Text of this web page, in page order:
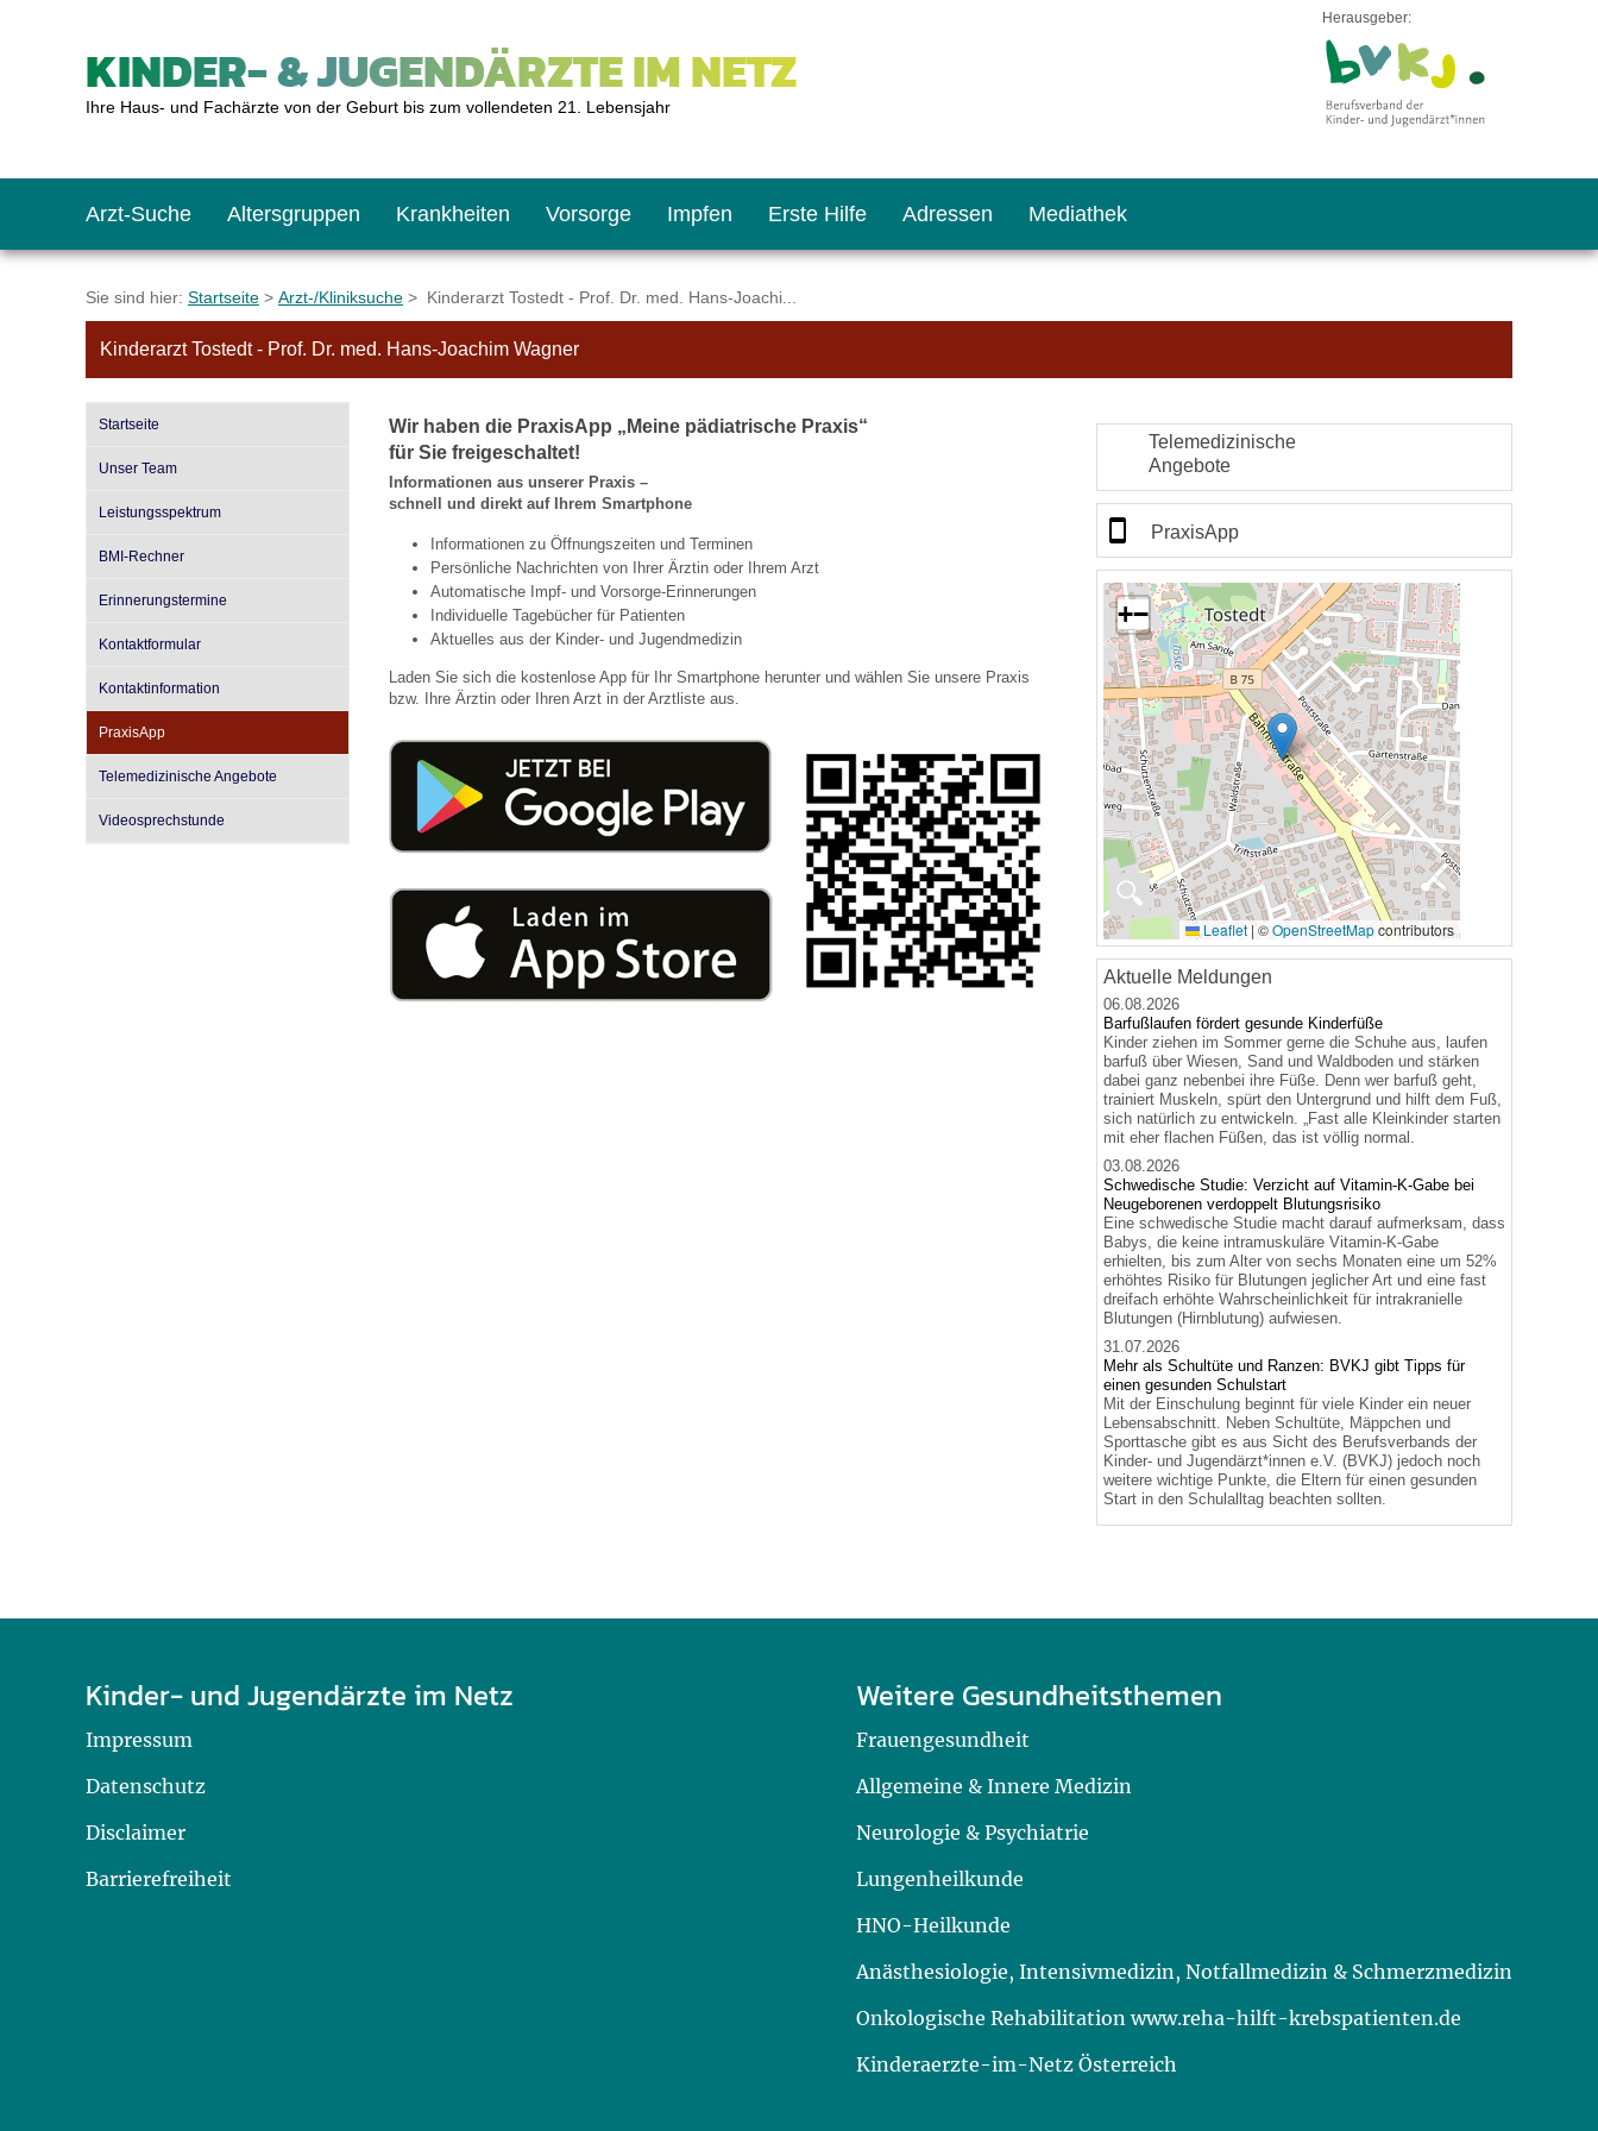
KINDER- & JUGENDÄRZTE IM NETZ
Ihre Haus- und Fachärzte von der Geburt bis zum vollendeten 21. Lebensjahr
Herausgeber:
Arzt-Suche Altersgruppen
Das erste Jahr
Schulkinder
Krankheiten Vorsorge
Baby: U1 bis U6
Schulkind: U10 bis U11
Impfen
Impfkalender
Was muss man beachten?
Impfsicherheit
Häufige Fragen
Recht auf Impfung
Vorsorge- und Impferinnerung
Erste Hilfe
Notrufnummern
Hausapotheke
Notdienste
Adressen
Notdienste
Gesundheitsämter
Mediathek
BMI-Rechner
Blutdruckrechner
Empfehlungen zum Bildschirmmediengebrauch
Hörlexikon
Material zu den Vorsorgen
Entwicklungskalender
Broschüren und Informationsflyer
Familienzeit gesund gestalten
Sie sind hier: Startseite > Arzt-/Kliniksuche > Kinderarzt Tostedt - Prof. Dr. med. Hans-Joachi...
Kinderarzt Tostedt - Prof. Dr. med. Hans-Joachim Wagner
Startseite
Unser Team
Leistungsspektrum
BMI-Rechner
Erinnerungstermine
Kontaktformular
Kontaktinformation
PraxisApp
Telemedizinische Angebote
Videosprechstunde
Wir haben die PraxisApp „Meine pädiatrische Praxis“
für Sie freigeschaltet!
Informationen aus unserer Praxis –
schnell und direkt auf Ihrem Smartphone
Informationen zu Öffnungszeiten und Terminen
Persönliche Nachrichten von Ihrer Ärztin oder Ihrem Arzt
Automatische Impf- und Vorsorge-Erinnerungen
Individuelle Tagebücher für Patienten
Aktuelles aus der Kinder- und Jugendmedizin
Laden Sie sich die kostenlose App für Ihr Smartphone herunter und wählen Sie unsere Praxis
bzw. Ihre Ärztin oder Ihren Arzt in der Arztliste aus.
Telemedizinische
Angebote
PraxisApp
🔍
+−
Leaflet | ©OpenStreetMapcontributors
Aktuelle Meldungen
06.08.2026
Barfußlaufen fördert gesunde Kinderfüße
Kinder ziehen im Sommer gerne die Schuhe aus, laufen
barfuß über Wiesen, Sand und Waldboden und stärken
dabei ganz nebenbei ihre Füße. Denn wer barfuß geht,
trainiert Muskeln, spürt den Untergrund und hilft dem Fuß,
sich natürlich zu entwickeln. „Fast alle Kleinkinder starten
mit eher flachen Füßen, das ist völlig normal.
03.08.2026
Schwedische Studie: Verzicht auf Vitamin-K-Gabe bei
Neugeborenen verdoppelt Blutungsrisiko
Eine schwedische Studie macht darauf aufmerksam, dass
Babys, die keine intramuskuläre Vitamin-K-Gabe
erhielten, bis zum Alter von sechs Monaten eine um 52%
erhöhtes Risiko für Blutungen jeglicher Art und eine fast
dreifach erhöhte Wahrscheinlichkeit für intrakranielle
Blutungen (Hirnblutung) aufwiesen.
31.07.2026
Mehr als Schultüte und Ranzen: BVKJ gibt Tipps für
einen gesunden Schulstart
Mit der Einschulung beginnt für viele Kinder ein neuer
Lebensabschnitt. Neben Schultüte, Mäppchen und
Sporttasche gibt es aus Sicht des Berufsverbands der
Kinder- und Jugendärzt*innen e.V. (BVKJ) jedoch noch
weitere wichtige Punkte, die Eltern für einen gesunden
Start in den Schulalltag beachten sollten.
Kinder- und Jugendärzte im Netz
Impressum
Datenschutz
Disclaimer
Barrierefreiheit
Weitere Gesundheitsthemen
Frauengesundheit
Allgemeine & Innere Medizin
Neurologie & Psychiatrie
Lungenheilkunde
HNO-Heilkunde
Anästhesiologie, Intensivmedizin, Notfallmedizin & Schmerzmedizin
Onkologische Rehabilitation www.reha-hilft-krebspatienten.de
Kinderaerzte-im-Netz Österreich